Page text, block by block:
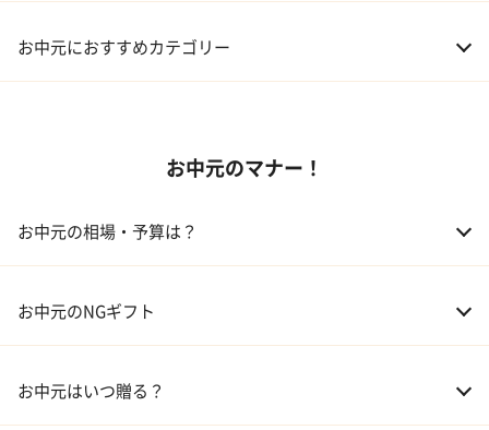
お中元におすすめカテゴリー
03 ギフトカタログ
お中元のマナー！
お中元の相場・予算は？
02 兄弟、姉妹 3,000～5,000円
お中元のNGギフト
お中元はいつ贈る？